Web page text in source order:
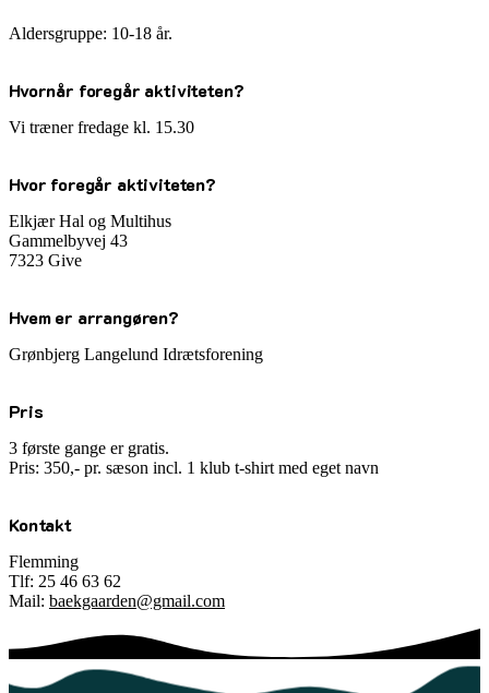
Aldersgruppe: 10-18 år.
Hvornår foregår aktiviteten?
Vi træner fredage kl. 15.30
Hvor foregår aktiviteten?
Elkjær Hal og Multihus
Gammelbyvej 43
7323 Give
Hvem er arrangøren?
Grønbjerg Langelund Idrætsforening
Pris
3 første gange er gratis.
Pris: 350,- pr. sæson incl. 1 klub t-shirt med eget navn
Kontakt
Flemming
Tlf: 25 46 63 62
Mail: baekgaarden@gmail.com